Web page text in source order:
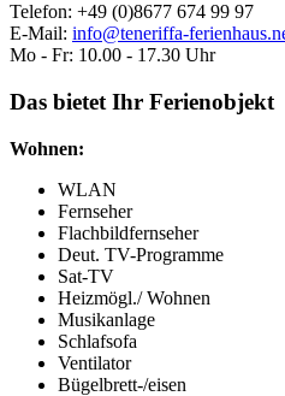
Telefon: +49 (0)8677 674 99 97
E-Mail: info@teneriffa-
Mo - Fr: 10.00 - 17.30 Uhr
Das bietet Ihr Ferienobjekt
Wohnen:
WLAN
Fernseher
Flachbildfernseher
Deut. TV-Programme
Sat-TV
Heizmögl./ Wohnen
Musikanlage
Schlafsofa
Ventilator
Bügelbrett-/eisen